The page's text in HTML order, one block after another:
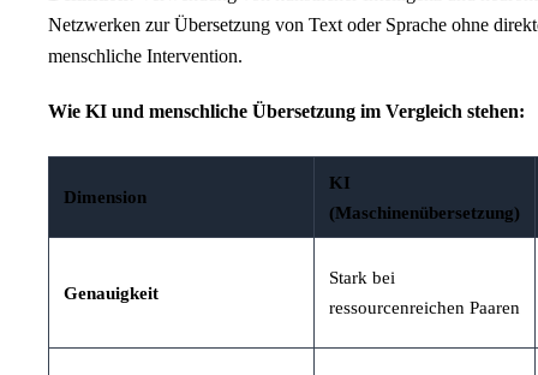
Netzwerken zur Übersetzung von Text oder Sprache ohne
menschliche Intervention.
Wie KI und menschliche Übersetzung im Vergleich stehen:
Dimension
KI
(Maschinenübersetzung)
Genauigkeit
Stark bei
ressourcenreichen Paaren